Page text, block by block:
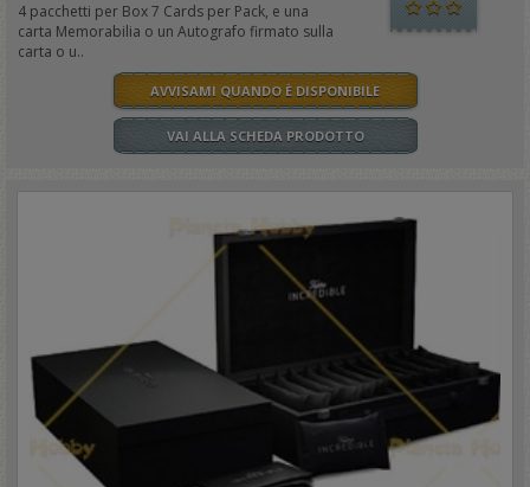
4 pacchetti per Box 7 Cards per Pack, e una
carta Memorabilia o un Autografo firmato sulla
carta o u..
AVVISAMI QUANDO È DISPONIBILE
VAI ALLA SCHEDA PRODOTTO